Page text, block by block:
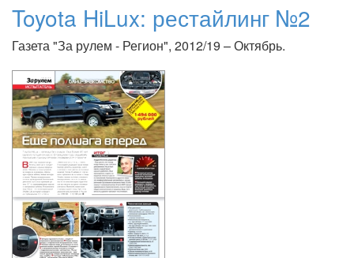
Toyota HiLux: рестайлинг №2
Газета "За рулем - Регион", 2012/19 – Октябрь.